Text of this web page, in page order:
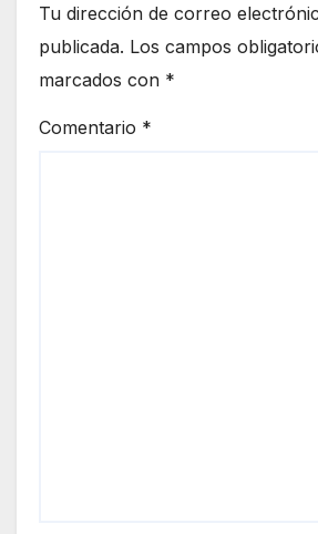
Tu dirección de correo
publicada. Los campos
marcados con *
Comentario *